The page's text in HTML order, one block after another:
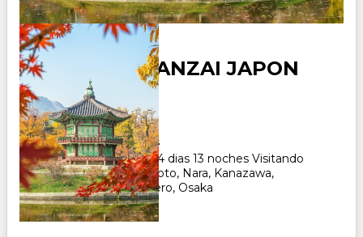
SEUL CON BANZAI JAPON
Duración:
14Días13Noches
Paquete Turistico de 14 dias 13 noches Visitando
Seul, Tokio, Hakone, Kioto, Nara, Kanazawa,
Takayama, Nagoya, Gero, Osaka